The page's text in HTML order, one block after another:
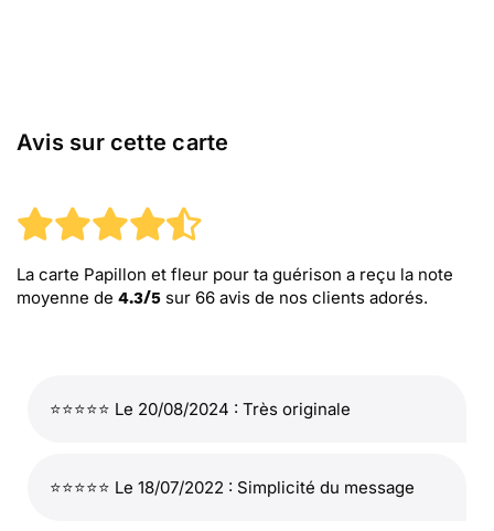
Avis sur cette carte
La carte Papillon et fleur pour ta guérison a reçu la note
moyenne de 4.3/5 sur 66 avis de nos clients adorés.
⭐⭐⭐⭐⭐ Le 20/08/2024 : Très originale
⭐⭐⭐⭐⭐ Le 18/07/2022 : Simplicité du message